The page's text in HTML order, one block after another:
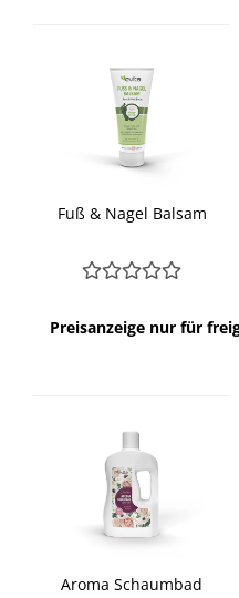
Fuß & Nagel Balsam
Preisanzeige nur für
Aroma Schaumbad